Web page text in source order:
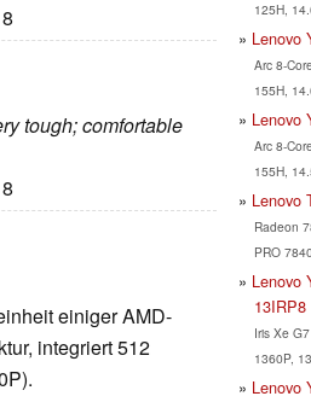
tough; comfortable
einiger AMD-
integriert 512
125H,
Lenovo
Arc 8-
155H,
Lenovo
Arc 8-
155H,
Lenovo
Radeon
PRO
Lenovo
13IRP8
Iris Xe
1360P,
Lenovo